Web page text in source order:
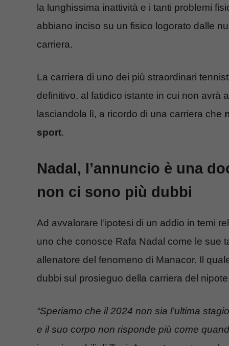
la lunghissima inattività e i tanti problemi
abbiano inciso su un fisico logorato dalle
carriera.
La carriera di uno dei più straordinari
definitivo, al fatidico istante in cui non avrà
lasciandola lì, a ricordo di una carriera che
sport.
Nadal, l’annuncio è una
non ci sono più dubbi
Ad avvalorare l’ipotesi di un addio in temi
uno che conosce Rafa Nadal come le sue
allenatore del fenomeno di Manacor. Il
dubbi sul prosieguo della carriera del
“Speriamo che il 2024 non sia l’ultima
e il suo corpo non risponde più come